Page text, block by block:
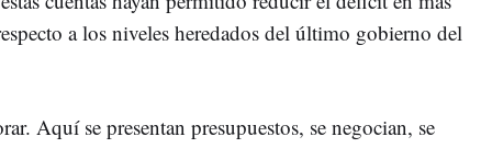
a los niveles heredados del último gobierno del
Aquí se presentan presupuestos, se negocian, se